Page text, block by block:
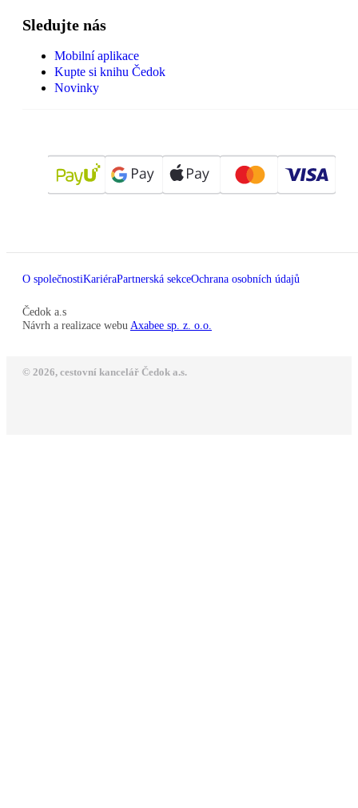
Sledujte nás
Mobilní aplikace
Kupte si knihu Čedok
Novinky
O společnostiKariéraPartnerská sekceOchrana osobních údajů
Čedok a.s
Návrh a realizace webu Axabee sp. z. o.o.
© 2026, cestovní kancelář Čedok a.s.